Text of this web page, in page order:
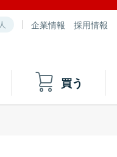
企業情報 採用情報
買う